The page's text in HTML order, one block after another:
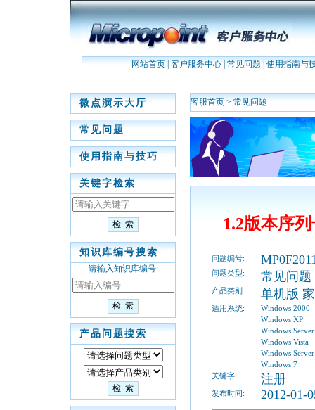
网站首页| 客户服务中心| 常见问题 使用指南与
微点演示大厅
常见问题
使用指南与技巧
关键字检索
知识库编号搜索
请输入知识库编号:
产品问题搜索
客服首页 > 常见问题
1.2版本序
问题编号:
问题类型: 常见问题
产品类别: 单机版
适用系统:
Windows 2000
Windows XP
Windows
Windows Vista
Windows
Windows 7
关键字:
注册
发布时间: 2012-01-